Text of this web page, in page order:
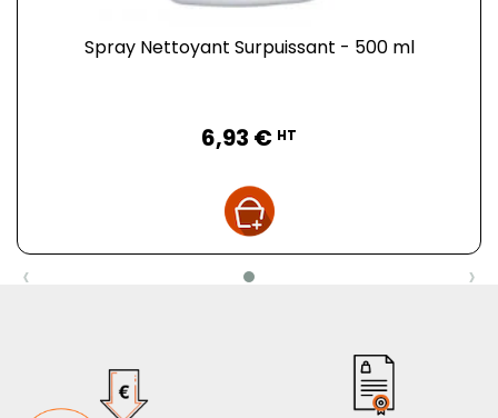
Spray Nettoyant Surpuissant - 500 ml
6,93 € HT
‹ ›